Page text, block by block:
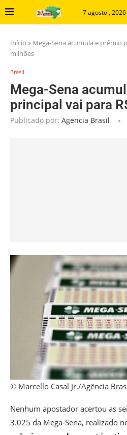
7 agosto , 2026
Início » Mega-Sena acumula e prêmio
milhões
Brasil
Mega-Sena
principal vai para
Publicado por: Agencia Brasil
© Marcello Casal Jr./Agência
Nenhum apostador acertou as
3.025 da Mega-Sena, realizado